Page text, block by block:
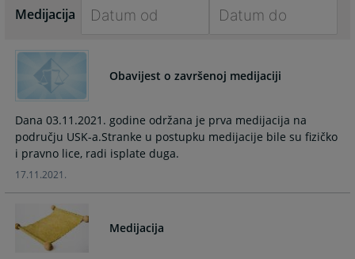
Medijacija
forward
interact
the
calendar
and
a
date.
Press
to
the
calendar
a
Obavijest o završenoj medijaciji
Dana 03.11.2021. godine održana je prva medijacija na
području USK-a.Stranke u postupku medijacije bile su fizičko
i pravno lice, radi isplate duga.
17.11.2021.
Medijacija